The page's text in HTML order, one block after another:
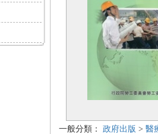
一般分類： 政府出版 > 醫